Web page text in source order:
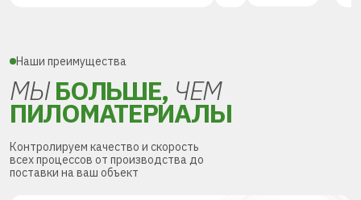
Наши преимущества
МЫБОЛЬШЕ, ЧЕМ
ПИЛОМАТЕРИАЛЫ
Контролируем качество и скорость
всех процессов от производства до
поставки на ваш объект